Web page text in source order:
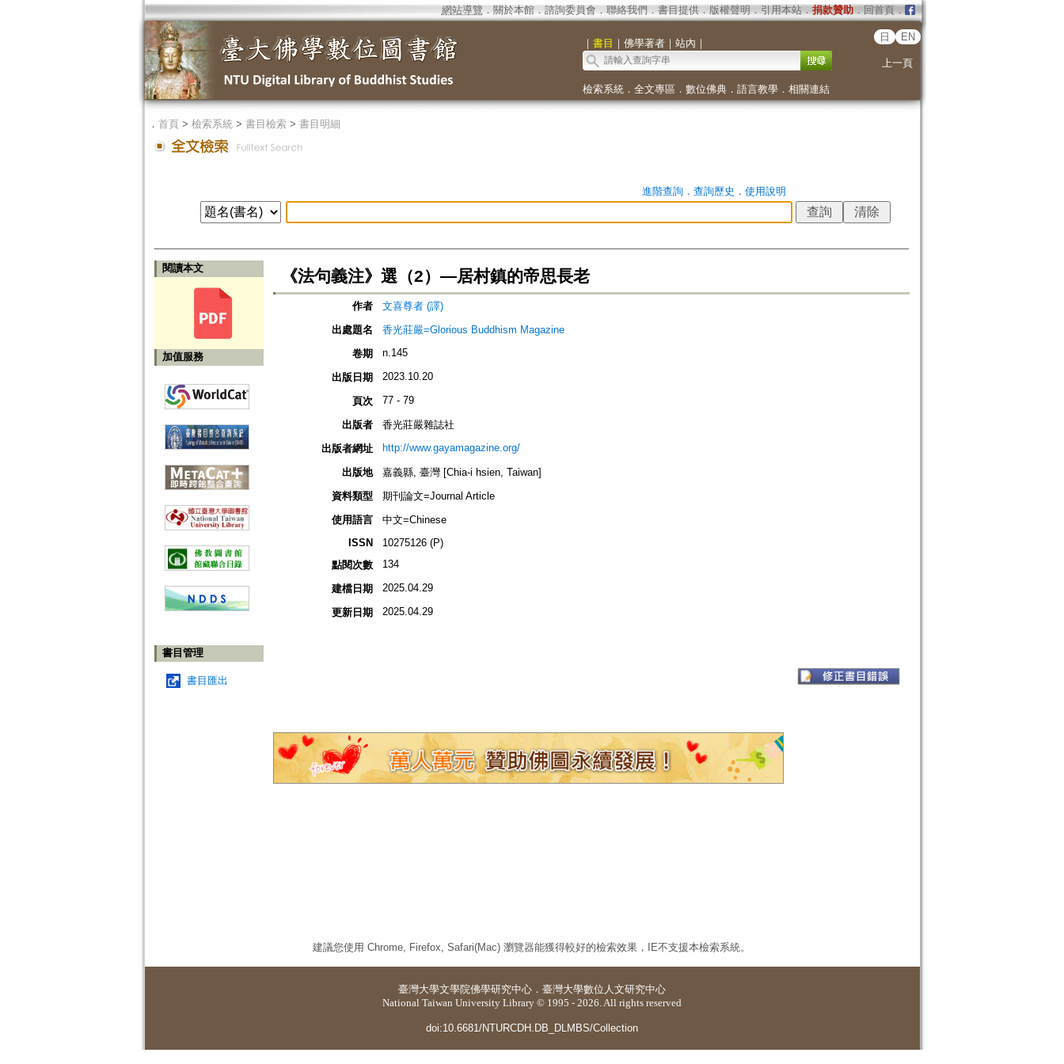
網站導覽 ． 關於本館． 諮詢委員會． 聯絡我們 ． 書目提供． 版權聲明 ． 引用本站． 捐款贊助．回首頁．
｜ 書目 ｜ 佛學著者｜ 站內 ｜
日 EN
上一頁
檢索系統． 全文專區 ． 數位佛典． 語言教學． 相關連結
． 首頁> 檢索系統> 書目檢索> 書目明細
進階查詢． 查詢歷史 ． 使用說明
閱讀本文
加值服務
書目管理
書目匯出
《法句義注》選（2）—居村鎮的帝思長老
作者
文喜尊者 (譯)
出處題名
香光莊嚴=Glorious Buddhism Magazine
卷期
n.145
出版日期 2023.10.20
頁次 77 - 79
出版者
香光莊嚴雜誌社
出版者網址
http://www.gayamagazine.org/
出版地
嘉義縣, 臺灣 [Chia-i hsien, Taiwan]
資料類型
期刊論文=Journal Article
使用語言
中文=Chinese
ISSN
10275126 (P)
點閱次數
134
建檔日期 2025.04.29
更新日期 2025.04.29
建議您使用 Chrome, Firefox, Safari(Mac) 瀏覽器能獲得較好的檢索效果，IE不支援本檢索系統。
臺灣大學文學院佛學研究中心 ． 臺灣大學數位人文研究中心
National Taiwan University Library © 1995 - 2026. All rights reserved
doi:10.6681/NTURCDH.DB_DLMBS/Collection